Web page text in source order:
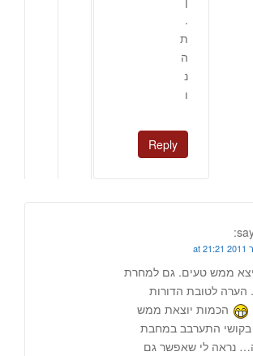
.
ת
ה
נ
ו
Reply
יצא ממש טעים. גם למחרת
הערה לטובת הדורות
הכמות יוצאת ממש
בקושי התערבב במחבת
נראה לי שאפשר גם